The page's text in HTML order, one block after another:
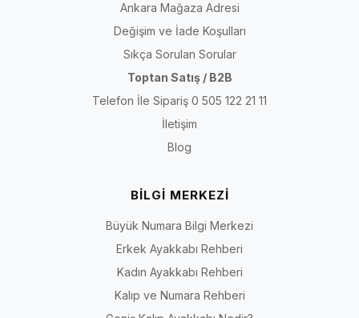
Ankara Mağaza Adresi
Değişim ve İade Koşulları
Sıkça Sorulan Sorular
Toptan Satış / B2B
Telefon İle Sipariş 0 505 122 21 11
İletişim
Blog
BİLGİ MERKEZİ
Büyük Numara Bilgi Merkezi
Erkek Ayakkabı Rehberi
Kadın Ayakkabı Rehberi
Kalıp ve Numara Rehberi